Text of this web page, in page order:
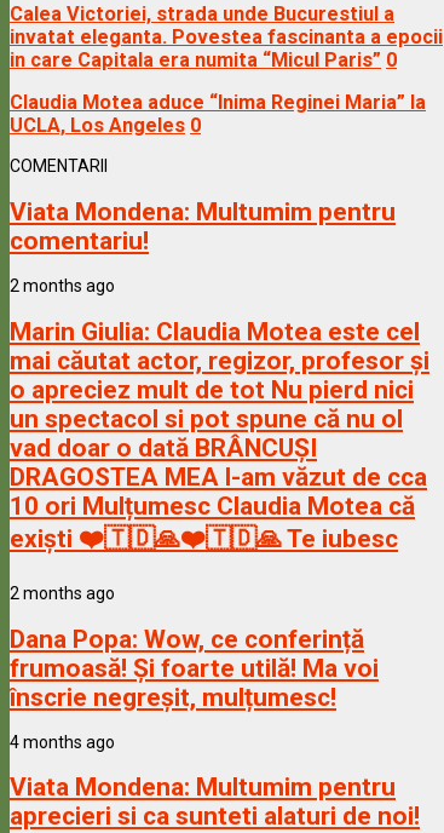
Calea Victoriei, strada unde Bucurestiul a
invatat eleganta. Povestea fascinanta a epocii
in care Capitala era numita “Micul Paris” 0
Claudia Motea aduce “Inima Reginei Maria” la
UCLA, Los Angeles 0
COMENTARII
Viata Mondena: Multumim pentru
comentariu!
2 months ago
Marin Giulia: Claudia Motea este cel
mai căutat actor, regizor, profesor și
o apreciez mult de tot Nu pierd nici
un spectacol si pot spune că nu ol
vad doar o dată BRÂNCUȘI
DRAGOSTEA MEA l-am văzut de cca
10 ori Mulțumesc Claudia Motea că
exiști ❤️🇹🇩🙏❤️🇹🇩🙏 Te iubesc
2 months ago
Dana Popa: Wow, ce conferință
frumoasă! Și foarte utilă! Ma voi
înscrie negreșit, mulțumesc!
4 months ago
Viata Mondena: Multumim pentru
aprecieri si ca sunteti alaturi de noi!